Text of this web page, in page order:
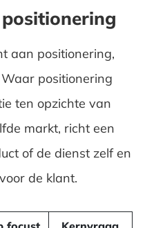
aan positionering,
positionering
ten opzichte van
markt, richt een
of de dienst zelf en
de klant.